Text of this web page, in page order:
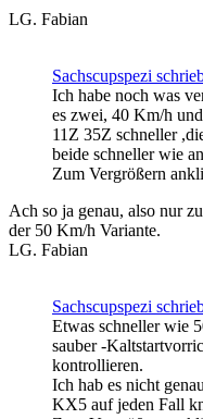
LG. Fabian
Sachscupspezi
Ich habe noch was
es zwei, 40 Km/h
11Z 35Z schneller
beide schneller wie
Zum Vergrößern
Ach so ja genau, also nur
der 50 Km/h Variante.
LG. Fabian
Sachscupspezi
Etwas schneller wie
sauber -
kontrollieren.
Ich hab es nicht
KX5 auf jeden Fall